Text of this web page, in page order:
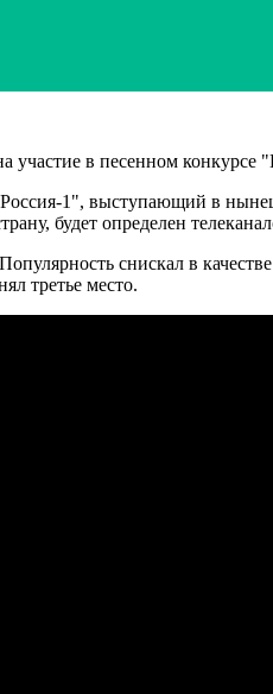
участие в песенном
"Россия-1", выступающий в
будет определен
снискал в
третье место.